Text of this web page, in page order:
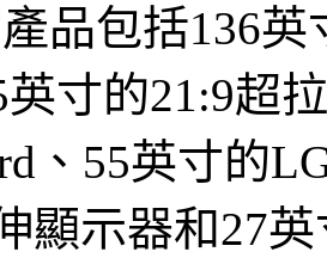
品包括136
寸的21:9超
、55英寸的
顯示器和27